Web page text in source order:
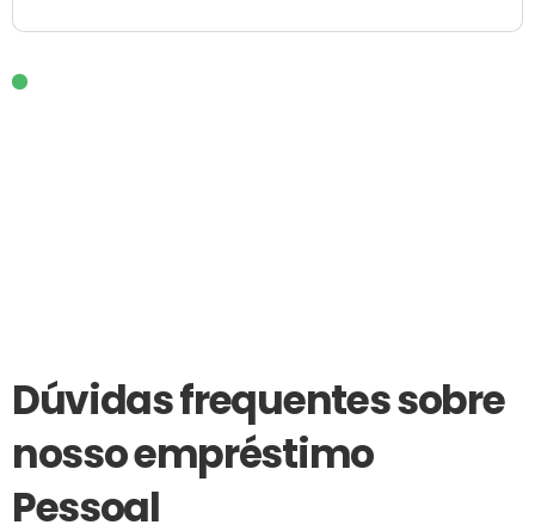
Dúvidas frequentes sobre
nosso empréstimo
Pessoal